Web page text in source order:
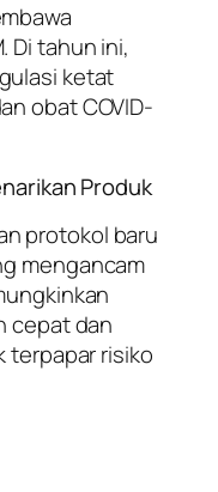
Di tahun ini,
ketat
obat COVID-
Produk
protokol baru
mengancam
cepat dan
terpapar risiko